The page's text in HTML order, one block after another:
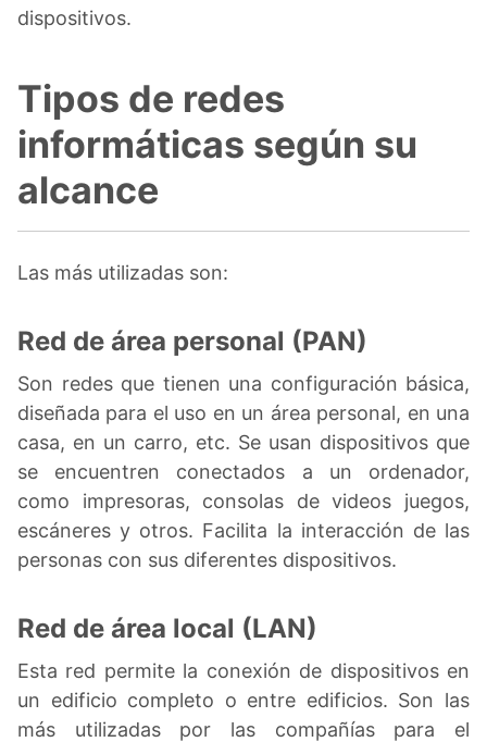
dispositivos.
Tipos de redes
informáticas según su
alcance
Las más utilizadas son:
Red de área personal (PAN)
Son redes que tienen una configuración básica,
diseñada para el uso en un área personal, en una
casa, en un carro, etc. Se usan dispositivos que
se encuentren conectados a un ordenador,
como impresoras, consolas de videos juegos,
escáneres y otros. Facilita la interacción de las
personas con sus diferentes dispositivos.
Red de área local (LAN)
Esta red permite la conexión de dispositivos en
un edificio completo o entre edificios. Son las
más utilizadas por las compañías para el